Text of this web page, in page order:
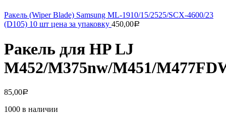
Ракель (Wiper Blade) Samsung ML-1910/15/2525/SCX-4600/23
(D105) 10 шт цена за упаковку 450,00Р
Ракель для HP LJ
M452/M375nw/M451/
85,00Р
1000 в наличии